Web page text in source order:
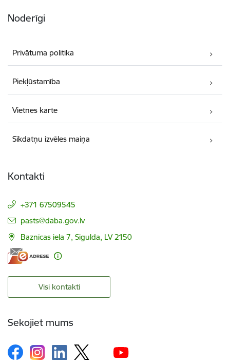
Noderīgi
Privātuma politika
Piekļūstamība
Vietnes karte
Sīkdatņu izvēles maiņa
Kontakti
+371 67509545
E-pasts:
pasts@daba.gov.lv
Baznīcas iela 7, Sigulda, LV 2150
Visi kontakti
Sekojiet mums